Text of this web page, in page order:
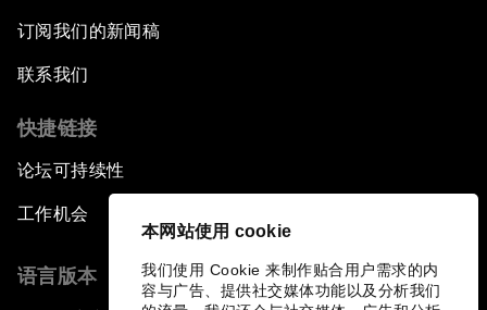
本网站使用 cookie
我们使用 Cookie 来制作贴合用户需求的内
容与广告、提供社交媒体功能以及分析我们
订阅我们的新闻稿
联系我们
快捷链接
论坛可持续性
工作机会
语言版本